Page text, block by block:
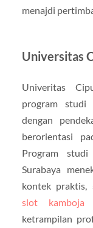
menajdi
Universitas
Univeritas
program studi
dengan
berorientasi
Program
Surabaya
kontek praktis,
slot kamboja
ketrampilan